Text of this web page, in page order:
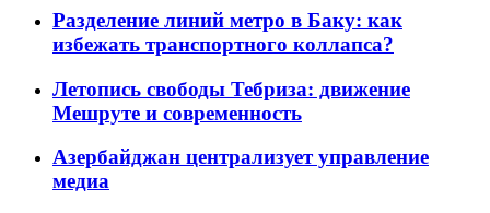
Разделение линий метро в Баку: как
избежать транспортного коллапса?
Летопись свободы Тебриза: движение
Мешруте и современность
Азербайджан централизует управление
медиа